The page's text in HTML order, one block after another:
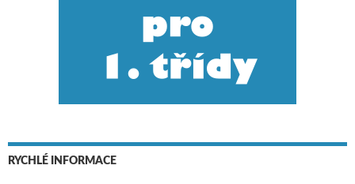
RYCHLÉ INFORMACE